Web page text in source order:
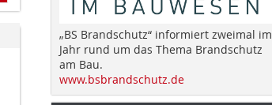
„BS Brandschutz“ informiert zweimal im
Jahr rund um das Thema Brandschutz
am Bau.
www.bsbrandschutz.de